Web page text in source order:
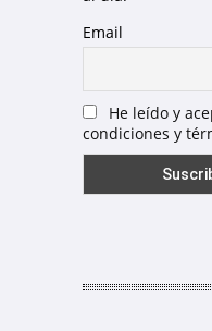
Email
He leído y
condiciones y